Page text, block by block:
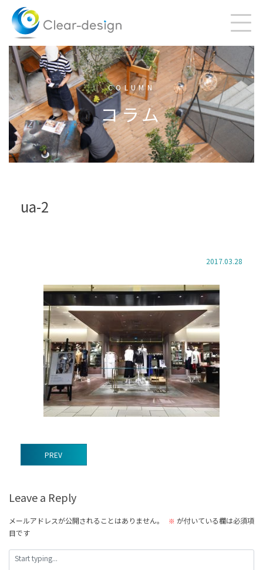
content
COLUMN
コラム
ua-2
2017.03.28
後
記
事
へ
の
PREV
Leave a Reply
メールアドレスが公開されることはありません。 ※ が付いている欄は必須項
目です